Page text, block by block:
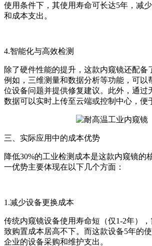
使用条件下，其使用寿命可长达5年，减
和成本支出。
4.智能化与高效检测
除了硬件性能的提升，这款内窥镜还配备
例如，三维测量和数据分析等功能，可以
位设备问题并提供修复建议。此外，通过
数据可以实时上传至云端或控制中心，便
三、实际应用中的成本优势
降低30%的工业检测成本是这款内窥镜的
一优势主要体现在以下几个方面：
1.减少设备更换成本
传统内窥镜设备使用寿命短（仅1-2年）
致购置成本居高不下。而这款设备5年的
企业的设备采购和维护支出。